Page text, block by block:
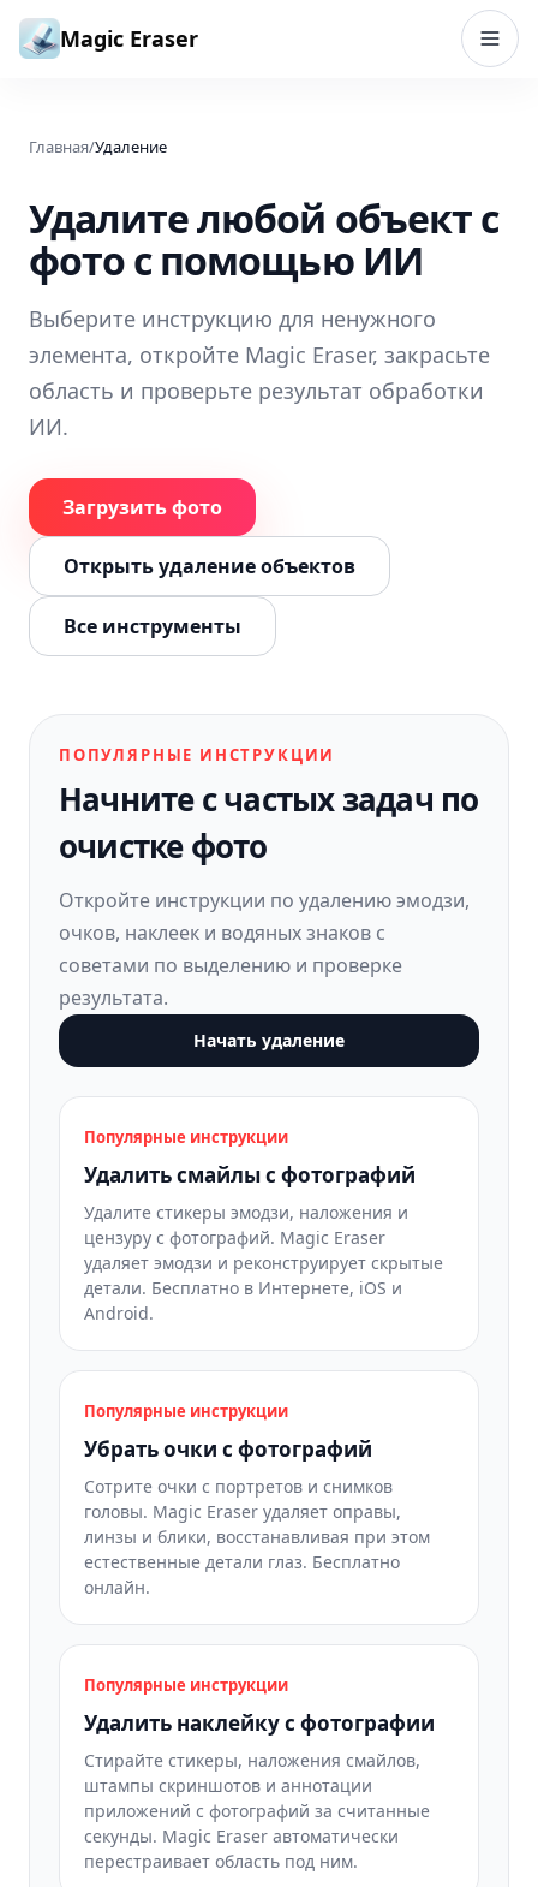
Перейти к содержимому
Magic Eraser
Главная/Удаление
Удалите любой объект с
фото с помощью ИИ
Выберите инструкцию для ненужного
элемента, откройте Magic Eraser, закрасьте
область и проверьте результат обработки
ИИ.
Загрузить фото
Открыть удаление объектов
Все инструменты
ПОПУЛЯРНЫЕ ИНСТРУКЦИИ
Начните с частых задач по
очистке фото
Откройте инструкции по удалению эмодзи,
очков, наклеек и водяных знаков с
советами по выделению и проверке
результата.
Начать удаление
Популярные инструкции
Удалить смайлы с фотографий
Удалите стикеры эмодзи, наложения и
цензуру с фотографий. Magic Eraser
удаляет эмодзи и реконструирует скрытые
детали. Бесплатно в Интернете, iOS и
Android.
Популярные инструкции
Убрать очки с фотографий
Сотрите очки с портретов и снимков
головы. Magic Eraser удаляет оправы,
линзы и блики, восстанавливая при этом
естественные детали глаз. Бесплатно
онлайн.
Популярные инструкции
Удалить наклейку с фотографии
Стирайте стикеры, наложения смайлов,
штампы скриншотов и аннотации
приложений с фотографий за считанные
секунды. Magic Eraser автоматически
перестраивает область под ним.